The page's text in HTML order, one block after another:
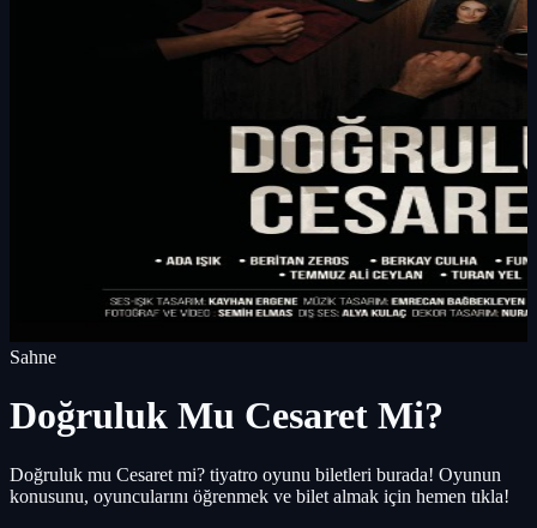
Sahne
Doğruluk Mu Cesaret Mi?
Doğruluk mu Cesaret mi? tiyatro oyunu biletleri burada! Oyunun
konusunu, oyuncularını öğrenmek ve bilet almak için hemen tıkla!